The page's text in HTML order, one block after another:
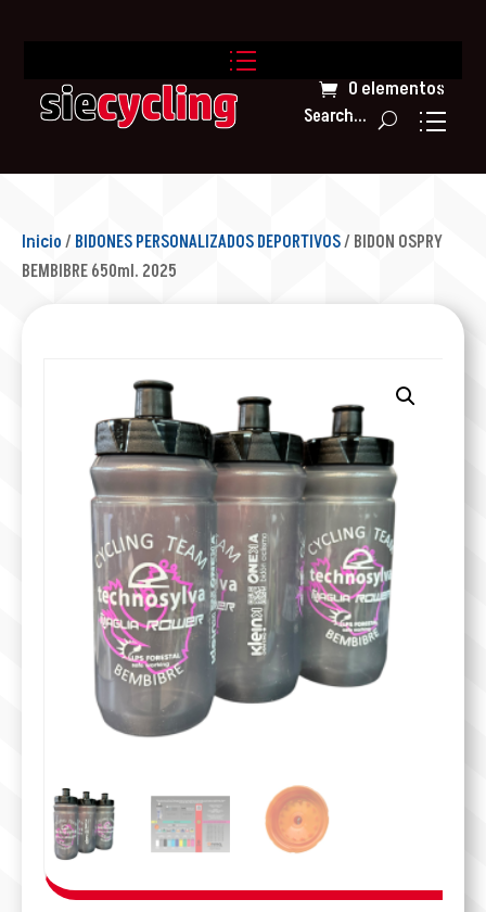
0 elementos
Search...
Inicio/ BIDONES PERSONALIZADOS DEPORTIVOS/ BIDON OSPRY
BEMBIBRE 650ml. 2025